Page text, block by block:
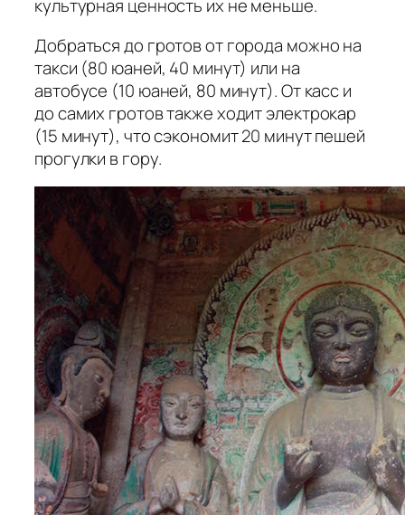
культурная ценность их не меньше.
Добраться до гротов от города можно на
такси (80 юаней, 40 минут) или на
автобусе (10 юаней, 80 минут). От касс и
до самих гротов также ходит электрокар
(15 минут), что сэкономит 20 минут пешей
прогулки в гору.